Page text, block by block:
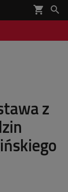
shopping_cart 

z